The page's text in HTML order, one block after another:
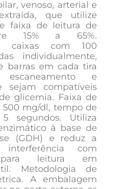
venoso, arterial e
que utilize
faixa de leitura de
15% a 65%.
caixas com 100
individualmente,
barras em cada tira
e
sejam compatíveis
glicemia. Faixa de
mg/dl, tempo de
segundos. Utiliza
à base de
(GDH) e reduz a
com
para leitura em
Metodologia de
A embalagem